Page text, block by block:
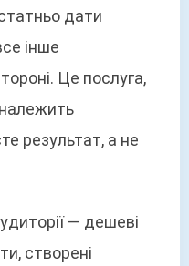
дати
інше
Це послуга,
результат, а не
— дешеві
створені